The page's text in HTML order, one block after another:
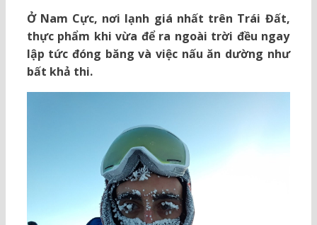
Ở Nam Cực, nơi lạnh giá nhất trên Trái Đất,
thực phẩm khi vừa để ra ngoài trời đều ngay
lập tức đóng băng và việc nấu ăn dường như
bất khả thi.